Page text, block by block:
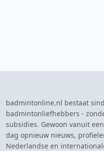
badmintonline.nl bestaat
badmintonliefhebbers -
subsidies. Gewoon vanuit
dag opnieuw nieuws,
Nederlandse en